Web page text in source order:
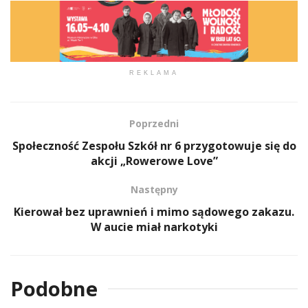
REKLAMA
Poprzedni
Społeczność Zespołu Szkół nr 6 przygotowuje się do
akcji „Rowerowe Love”
Następny
Kierował bez uprawnień i mimo sądowego zakazu.
W aucie miał narkotyki
Podobne